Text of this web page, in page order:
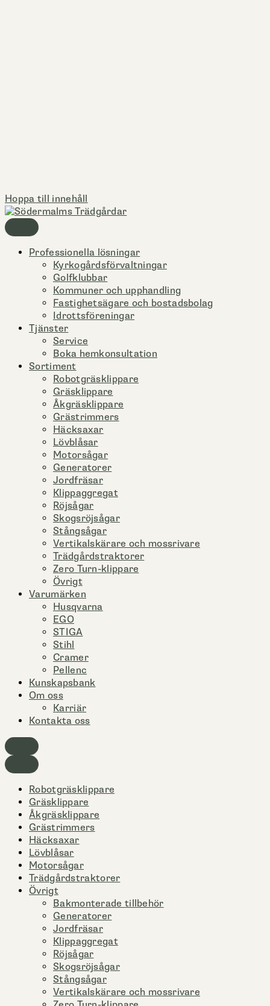
Hoppa till innehåll
Professionella lösningar
Kyrkogårdsförvaltningar
Golfklubbar
Kommuner och upphandling
Fastighetsägare och bostadsbolag
Idrottsföreningar
Tjänster
Service
Boka hemkonsultation
Sortiment
Robotgräsklippare
Gräsklippare
Åkgräsklippare
Grästrimmers
Häcksaxar
Lövblåsar
Motorsågar
Generatorer
Jordfräsar
Klippaggregat
Röjsågar
Skogsröjsågar
Stångsågar
Vertikalskärare och mossrivare
Trädgårdstraktorer
Zero Turn-klippare
Övrigt
Varumärken
Husqvarna
EGO
STIGA
Stihl
Cramer
Pellenc
Kunskapsbank
Om oss
Karriär
Kontakta oss
Robotgräsklippare
Gräsklippare
Åkgräsklippare
Grästrimmers
Häcksaxar
Lövblåsar
Motorsågar
Trädgårdstraktorer
Övrigt
Bakmonterade tillbehör
Generatorer
Jordfräsar
Klippaggregat
Röjsågar
Skogsröjsågar
Stångsågar
Vertikalskärare och mossrivare